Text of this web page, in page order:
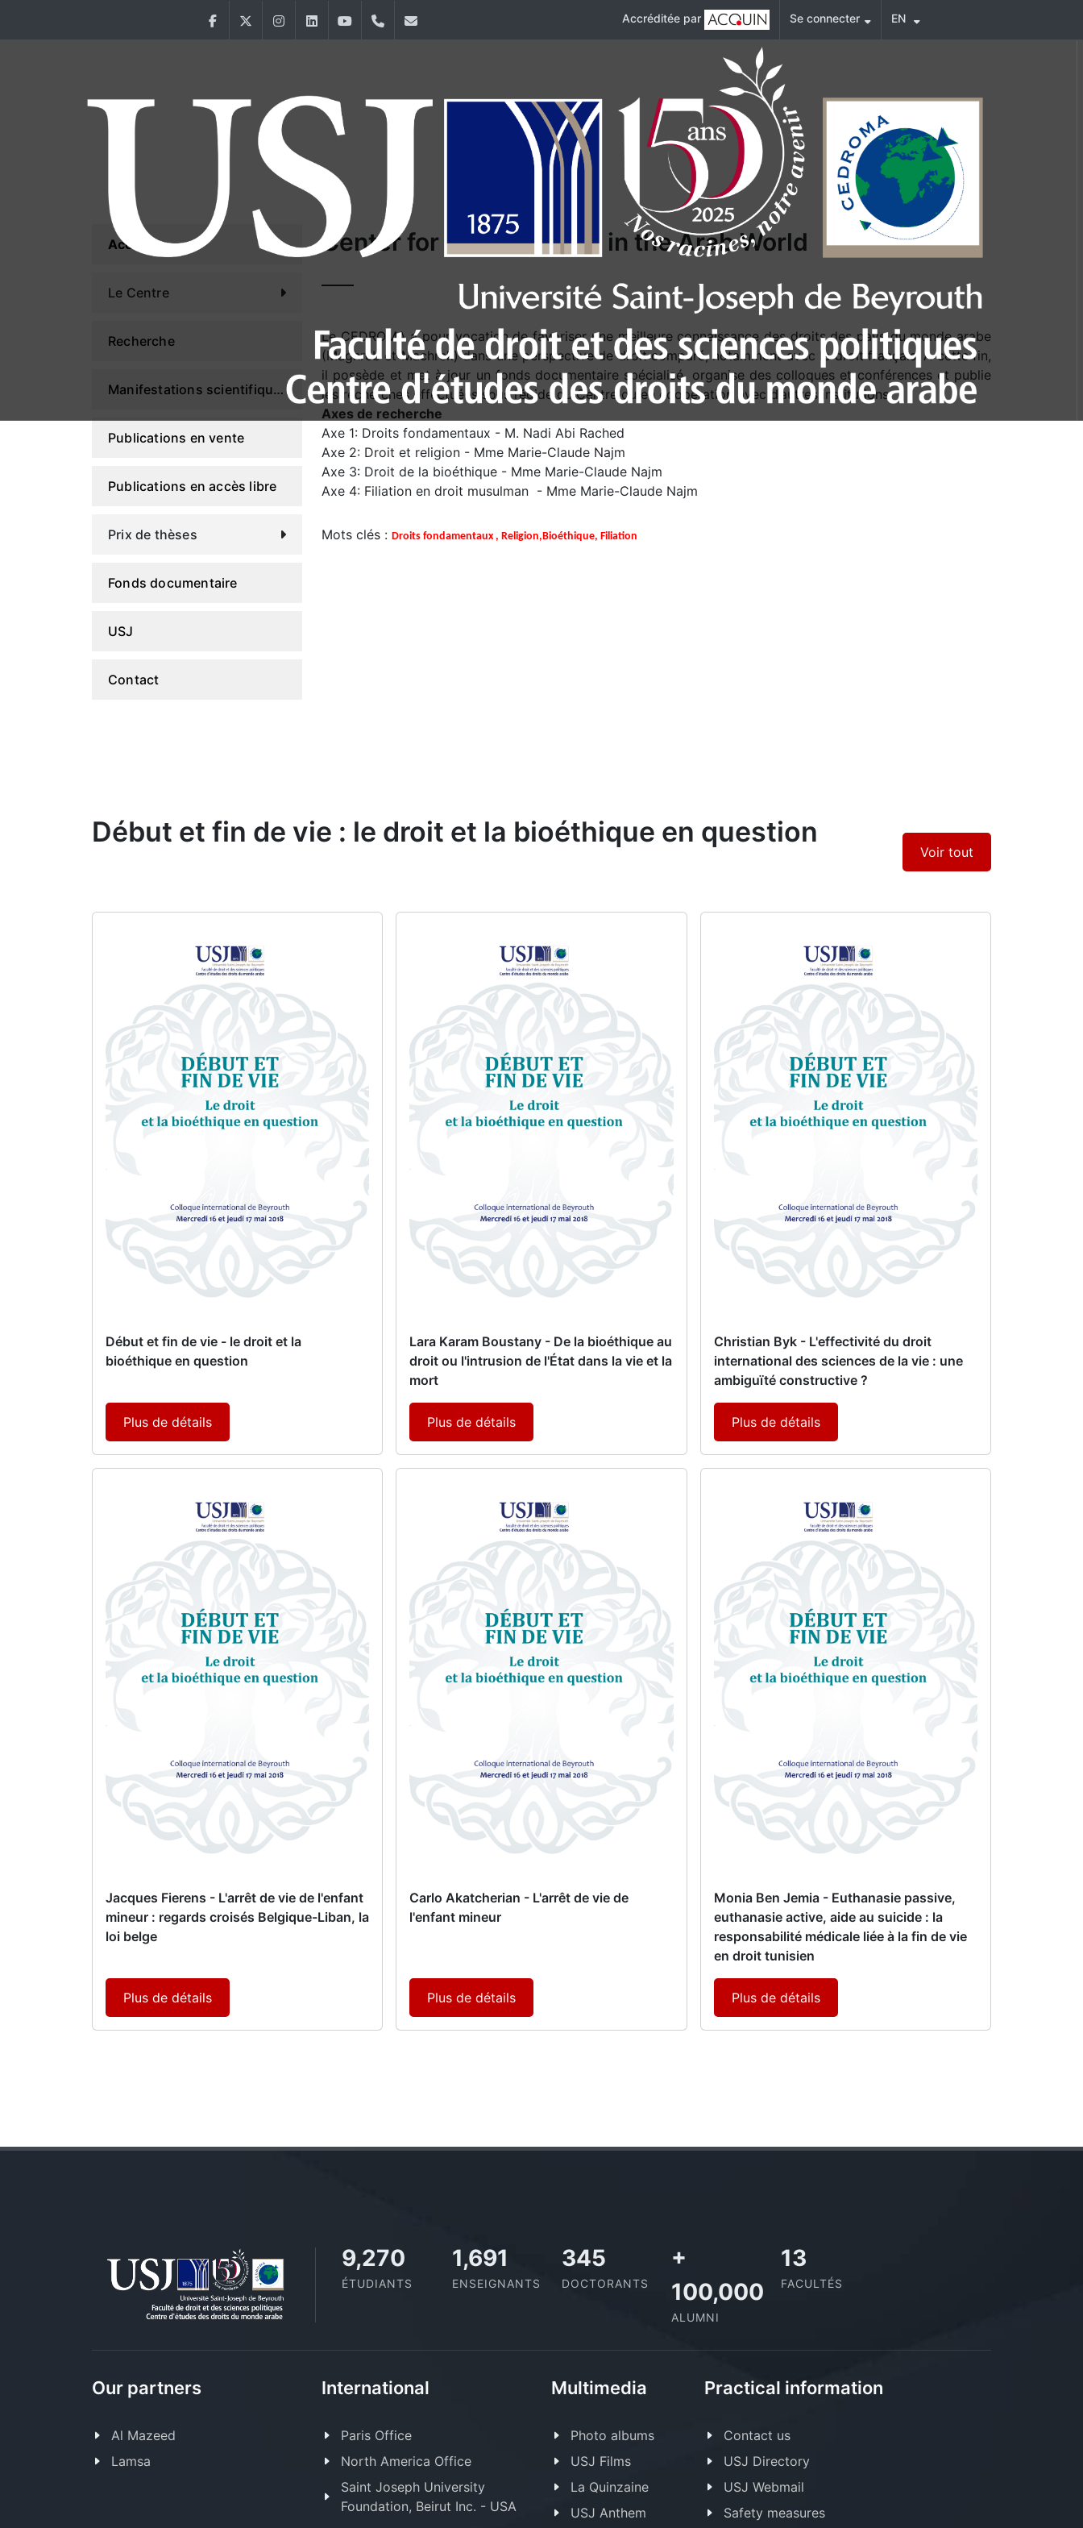
FacebookTwitter InstagramLinkedInYouTube+961 (1) 421 406 Accréditée par Se connecter EN
Accueil
Le Centre
Recherche
Manifestations scientifiques
Publications en vente
Publications en accès libre
Prix de thèses
Fonds documentaire
USJ
Contact
Center for Legal Studies in the Arab World
Le CEDROMA a pour vocation de favoriser une meilleure connaissance des droits des pays du monde arabe
(Maghreb et Machrek) dans une perspective de droit comparé, notamment avec le droit français. A cette fin,
il possède et met à jour un fonds documentaire spécialisé, organise des colloques et conférences et publie
les recherches effectuées sous l’égide du Centre ou en coopération avec d’autres institutions.
Axes de recherche
Axe 1: Droits fondamentaux - M. Nadi Abi Rached
Axe 2: Droit et religion - Mme Marie-Claude Najm
Axe 3: Droit de la bioéthique - Mme Marie-Claude Najm
Axe 4: Filiation en droit musulman - Mme Marie-Claude Najm
Mots clés : Droits fondamentaux , Religion,Bioéthique, Filiation
Début et fin de vie : le droit et la bioéthique en question
Voir tout
Début et fin de vie - le droit et la
bioéthique en question
Plus de détails
Lara Karam Boustany - De la bioéthique au
droit ou l'intrusion de l'État dans la vie et la
mort
Plus de détails
Christian Byk - L'effectivité du droit
international des sciences de la vie : une
ambiguïté constructive ?
Plus de détails
Jacques Fierens - L'arrêt de vie de l'enfant
mineur : regards croisés Belgique-Liban, la
loi belge
Plus de détails
Carlo Akatcherian - L'arrêt de vie de
l'enfant mineur
Plus de détails
Monia Ben Jemia - Euthanasie passive,
euthanasie active, aide au suicide : la
responsabilité médicale liée à la fin de vie
en droit tunisien
Plus de détails
11,727
ÉTUDIANTS
2,142
ENSEIGNANTS
437
DOCTORANTS
+
100,000
ALUMNI
13
FACULTÉS
Our partners
Al Mazeed
Lamsa
International
Paris Office
North America Office
Saint Joseph University
Foundation, Beirut Inc. - USA
Multimedia
Photo albums
USJ Films
La Quinzaine
USJ Anthem
Practical information
Contact us
USJ Directory
USJ Webmail
Safety measures